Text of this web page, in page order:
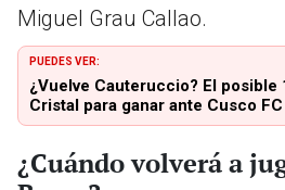
Miguel Grau Callao.
PUEDES VER:
¿Vuelve Cauteruccio? El posible
Cristal para ganar ante Cusco
¿Cuándo volverá a